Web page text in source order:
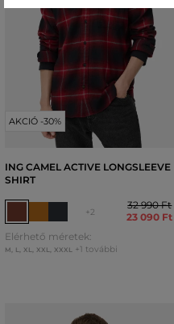
AKCIÓ -30%
ING CAMEL ACTIVE LONGSLEEVE
SHIRT
+2
32 990 Ft
23 090 Ft
Elérhető méretek:
M L XL XXL XXXL +1 további